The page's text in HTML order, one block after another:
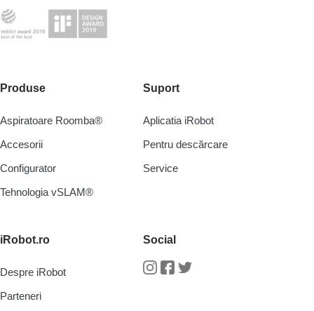
Produse
Aspiratoare Roomba®
Accesorii
Configurator
Tehnologia vSLAM®
Suport
Aplicatia iRobot
Pentru descărcare
Service
iRobot.ro
Despre iRobot
Parteneri
Social
InstagramFacebook